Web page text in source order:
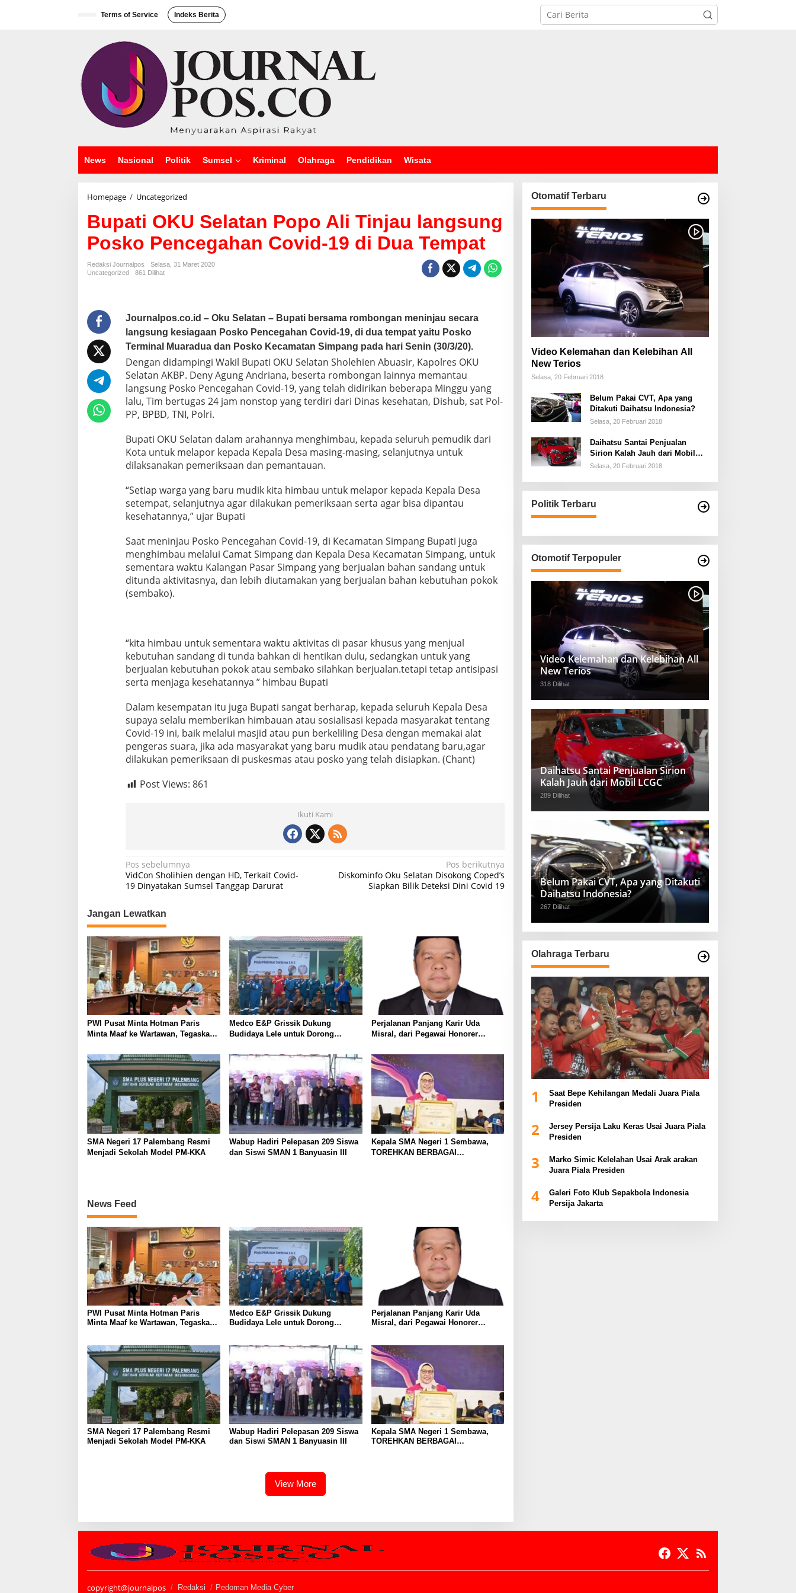
Terms of Service Indeks Berita
News Nasional Politik Sumsel Kriminal Olahraga Pendidikan Wisata
Homepage / Uncategorized
p
a
t
i
O
l
a
t
a
P
o
p
o
A
l
T
i
n
j
u
l
a
g
u
n
g
P
e
n
e
a
h
a
C
o
i
D
u
a
T
t
Bupati OKU Selatan Popo Ali Tinjau langsung
Posko Pencegahan Covid-19 di Dua Tempat
Redaksi Journalpos
Selasa, 31 Maret 2020
Uncategorized
861 Dilihat
Journalpos.co.id – Oku Selatan – Bupati bersama rombongan meninjau secara
langsung kesiagaan Posko Pencegahan Covid-19, di dua tempat yaitu Posko
Terminal Muaradua dan Posko Kecamatan Simpang pada hari Senin (30/3/20).
Dengan didampingi Wakil Bupati OKU Selatan Sholehien Abuasir, Kapolres OKU
Selatan AKBP. Deny Agung Andriana, beserta rombongan lainnya memantau
langsung Posko Pencegahan Covid-19, yang telah didirikan beberapa Minggu yang
lalu, Tim bertugas 24 jam nonstop yang terdiri dari Dinas kesehatan, Dishub, sat Pol-
PP, BPBD, TNI, Polri.
Bupati OKU Selatan dalam arahannya menghimbau, kepada seluruh pemudik dari
Kota untuk melapor kepada Kepala Desa masing-masing, selanjutnya untuk
dilaksanakan pemeriksaan dan pemantauan.
“Setiap warga yang baru mudik kita himbau untuk melapor kepada Kepala Desa
setempat, selanjutnya agar dilakukan pemeriksaan serta agar bisa dipantau
kesehatannya,” ujar Bupati
Saat meninjau Posko Pencegahan Covid-19, di Kecamatan Simpang Bupati juga
menghimbau melalui Camat Simpang dan Kepala Desa Kecamatan Simpang, untuk
sementara waktu Kalangan Pasar Simpang yang berjualan bahan sandang untuk
ditunda aktivitasnya, dan lebih diutamakan yang berjualan bahan kebutuhan pokok
(sembako).
“kita himbau untuk sementara waktu aktivitas di pasar khusus yang menjual
kebutuhan sandang di tunda bahkan di hentikan dulu, sedangkan untuk yang
berjualan kebutuhan pokok atau sembako silahkan berjualan.tetapi tetap antisipasi
serta menjaga kesehatannya ” himbau Bupati
Dalam kesempatan itu juga Bupati sangat berharap, kepada seluruh Kepala Desa
supaya selalu memberikan himbauan atau sosialisasi kepada masyarakat tentang
Covid-19 ini, baik melalui masjid atau pun berkeliling Desa dengan memakai alat
pengeras suara, jika ada masyarakat yang baru mudik atau pendatang baru,agar
dilakukan pemeriksaan di puskesmas atau posko yang telah disiapkan. (Chant)
Post Views: 861
Ikuti Kami
N
a
i
g
a
s
i
p
o
s
Pos sebelumnya
VidCon Sholihien dengan HD, Terkait Covid-
19 Dinyatakan Sumsel Tanggap Darurat
Pos berikutnya
Diskominfo Oku Selatan Disokong Coped’s
Siapkan Bilik Deteksi Dini Covid 19
Jangan Lewatkan
PWI Pusat Minta Hotman Paris
Minta Maaf ke Wartawan, Tegaskan
Medco E&P Grissik Dukung
Budidaya Lele untuk Dorong
Perjalanan Panjang Karir Uda
Misral, dari Pegawai Honorer
Jabatan Struktural Eselon III
SMA Negeri 17 Palembang Resmi
Menjadi Sekolah Model PM-KKA
Wabup Hadiri Pelepasan 209 Siswa
dan Siswi SMAN 1 Banyuasin III
Kepala SMA Negeri 1 Sembawa,
TOREHKAN BERBAGAI
News Feed
PWI Pusat Minta Hotman Paris
Minta Maaf ke Wartawan, Tegaskan
Medco E&P Grissik Dukung
Budidaya Lele untuk Dorong
Perjalanan Panjang Karir Uda
Misral, dari Pegawai Honorer
SMA Negeri 17 Palembang Resmi
Menjadi Sekolah Model PM-KKA
Wabup Hadiri Pelepasan 209 Siswa
dan Siswi SMAN 1 Banyuasin III
Kepala SMA Negeri 1 Sembawa,
TOREHKAN BERBAGAI
View More
Otomatif Terbaru
Video Kelemahan dan Kelebihan All
New Terios
Selasa, 20 Februari 2018
Belum Pakai CVT, Apa yang
Ditakuti Daihatsu Indonesia?
Selasa, 20 Februari 2018
Daihatsu Santai Penjualan
Sirion Kalah Jauh dari Mobil
LCGC
Selasa, 20 Februari 2018
Politik Terbaru
Otomotif Terpopuler
Video Kelemahan dan Kelebihan All
New Terios
318 Dilihat
Daihatsu Santai Penjualan Sirion
Kalah Jauh dari Mobil LCGC
289 Dilihat
Belum Pakai CVT, Apa yang Ditakuti
Daihatsu Indonesia?
267 Dilihat
Olahraga Terbaru
1
Saat Bepe Kehilangan Medali Juara Piala
Presiden
2
Jersey Persija Laku Keras Usai Juara Piala
Presiden
3
Marko Simic Kelelahan Usai Arak arakan
Juara Piala Presiden
4
Galeri Foto Klub Sepakbola Indonesia
Persija Jakarta
copyright@journalpos Redaksi Pedoman Media Cyber